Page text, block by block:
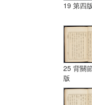
19 第四
25 背關
版